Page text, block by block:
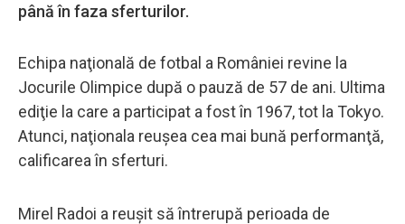
până în faza sferturilor.
Echipa naţională de fotbal a României revine la
Jocurile Olimpice după o pauză de 57 de ani. Ultima
ediţie la care a participat a fost în 1967, tot la Tokyo.
Atunci, naţionala reuşea cea mai bună performanţă,
calificarea în sferturi.
Mirel Radoi a reuşit să întrerupă perioada de